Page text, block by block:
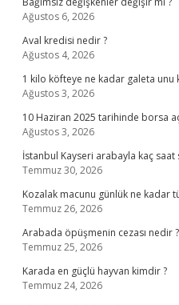
Ağustos 6, 2026
Aval kredisi nedir ?
Ağustos 4, 2026
1 kilo köfteye ne kadar galeta unu
Ağustos 3, 2026
10 Haziran 2025 tarihinde borsa
Ağustos 3, 2026
İstanbul Kayseri arabayla kaç saat
Temmuz 30, 2026
Kozalak macunu günlük ne kadar
Temmuz 26, 2026
Arabada öpüşmenin cezası nedir ?
Temmuz 25, 2026
Karada en güçlü hayvan kimdir ?
Temmuz 24, 2026